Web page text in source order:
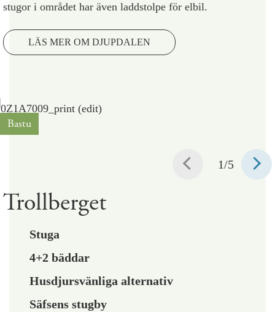
stugor i området har även laddstolpe för elbil.
LÄS MER OM DJUPDALEN
Bastu
1/5
Trollberget
Stuga
4+2 bäddar
Husdjursvänliga alternativ
Säfsens stugby